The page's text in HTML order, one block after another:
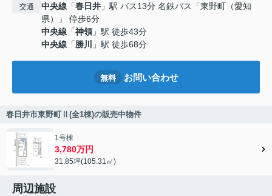
交通 中央線 「春日井 」駅 バス13分 名鉄バス「東野町（愛知
県）」 停歩6分
中央線 「神領」駅 徒歩43分
中央線 「勝川 」駅 徒歩68分
無料 お問い合わせ
春日井市東野町Ⅱ(全1棟)の販売中物件
1号棟
3,780万円
31.85坪(105.31㎡)
周辺施設